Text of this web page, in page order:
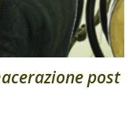
post